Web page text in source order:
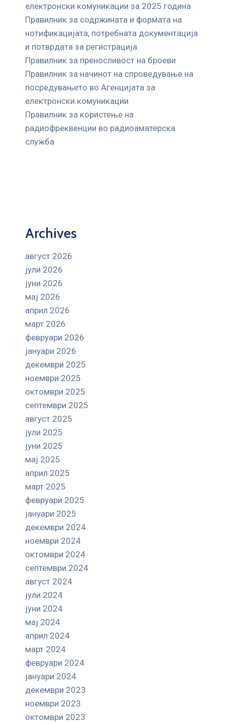
електронски комуникации за 2025 година
Правилник за содржината и формата на
нотификацијата, потребната документација
и потврдата за регистрација
Правилник за преносливост на броеви
Правилник за начинот на спроведување на
посредувањето во Агенцијата за
електронски комуникации
Правилник за користење на
радиофреквенции во радиоаматерска
служба
Archives
август 2026
јули 2026
јуни 2026
мај 2026
април 2026
март 2026
февруари 2026
јануари 2026
декември 2025
ноември 2025
октомври 2025
септември 2025
август 2025
јули 2025
јуни 2025
мај 2025
април 2025
март 2025
февруари 2025
јануари 2025
декември 2024
ноември 2024
октомври 2024
септември 2024
август 2024
јули 2024
јуни 2024
мај 2024
април 2024
март 2024
февруари 2024
јануари 2024
декември 2023
ноември 2023
октомври 2023